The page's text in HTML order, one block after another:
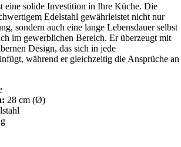
eine solide Investition in Ihre Küche. Die
Edelstahl gewährleistet nicht nur
sondern auch eine lange Lebensdauer selbst
im gewerblichen Bereich. Er überzeugt mit
Design, das sich in jede
während er gleichzeitig die Ansprüche an
28 cm (Ø)